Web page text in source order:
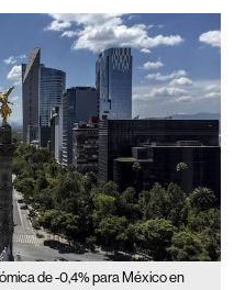
de -0,4% para México en